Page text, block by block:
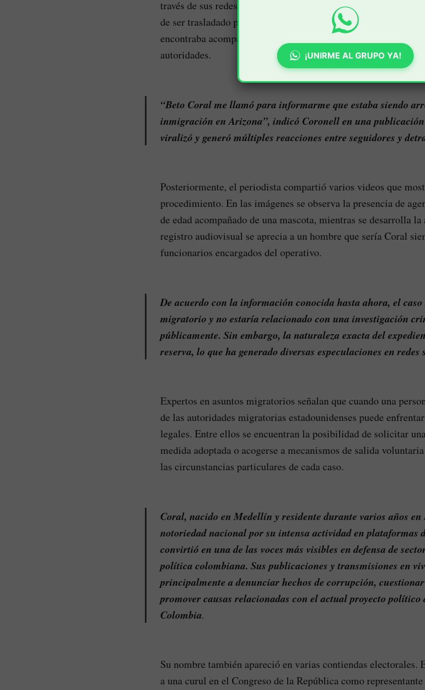
través de sus redes sociales que el activista colombiano se
de ser trasladado por funcionarios federales. Según relató el
encontraba acompañado por uno de sus hijos al momento de
autoridades.
“Beto Coral me llamó para informarme que estaba siendo
inmigración en Arizona”, indicó Coronell en una publicación
viralizó y generó múltiples reacciones entre seguidores y
Posteriormente, el periodista compartió varios videos que
procedimiento. En las imágenes se observa la presencia de
de edad acompañado de una mascota, mientras se desarrolla
registro audiovisual se aprecia a un hombre que sería Coral
funcionarios encargados del operativo.
De acuerdo con la información conocida hasta ahora, el
migratorio y no estaría relacionado con una investigación
públicamente. Sin embargo, la naturaleza exacta del
reserva, lo que ha generado diversas especulaciones en redes
Expertos en asuntos migratorios señalan que cuando una
de las autoridades migratorias estadounidenses puede
legales. Entre ellos se encuentran la posibilidad de solicitar
medida adoptada o acogerse a mecanismos de salida
las circunstancias particulares de cada caso.
Coral, nacido en Medellín y residente durante varios años en
notoriedad nacional por su intensa actividad en plataformas
convirtió en una de las voces más visibles en defensa de
política colombiana. Sus publicaciones y transmisiones en
principalmente a denunciar hechos de corrupción,
promover causas relacionadas con el actual proyecto político
Colombia.
Su nombre también apareció en varias contiendas electorales.
a una curul en el Congreso de la República como
¡UNIRME AL GRUPO YA!